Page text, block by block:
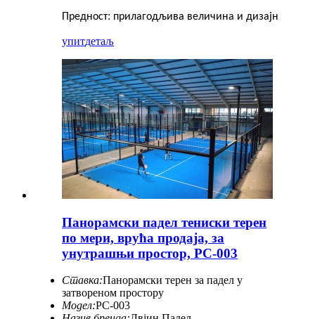
Предност: прилагодљива величина и дизајн
упитдетаљ
Панорамски падел тениски терен
по мери, врућа продаја, за
унутрашњи простор, PC-003
Ставка:Панорамски терен за падел у
затвореном простору
Модел:PC-003